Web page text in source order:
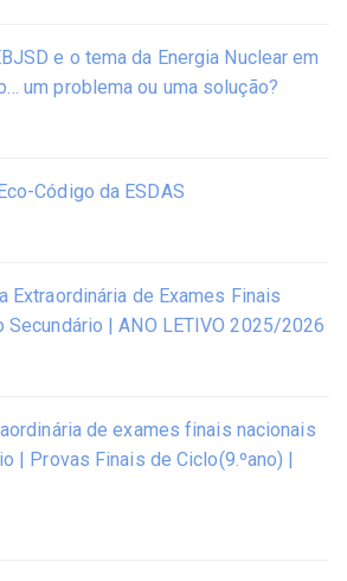
e o tema da Energia Nuclear em
um problema ou uma solução?
Código da ESDAS
Extraordinária de Exames Finais
Secundário | ANO LETIVO 2025/2026
de exames finais nacionais
| Provas Finais de Ciclo(9.ºano) |